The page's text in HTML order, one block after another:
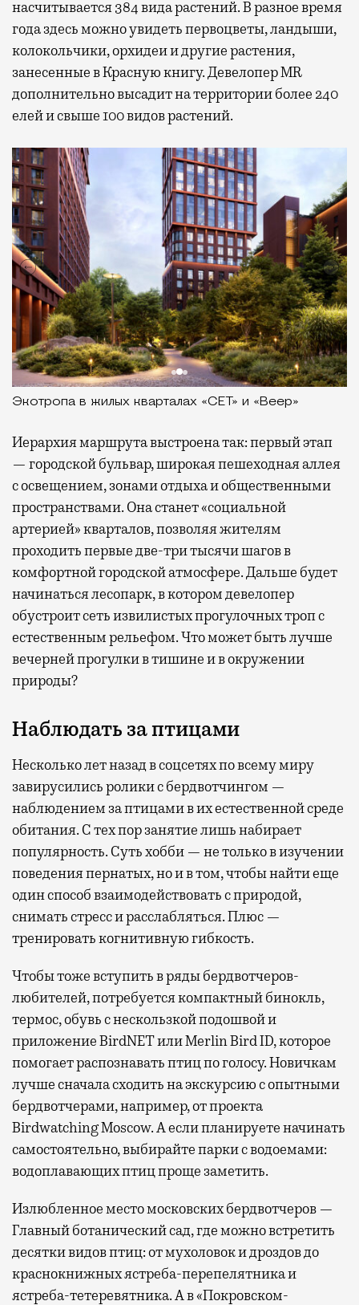
насчитывается 384 вида растений. В разное время
года здесь можно увидеть первоцветы, ландыши,
колокольчики, орхидеи и другие растения,
занесенные в Красную книгу. Девелопер MR
дополнительно высадит на территории более 240
елей и свыше 100 видов растений.
Экотропа в жилых кварталах «СЕТ» и «Веер»
Иерархия маршрута выстроена так: первый этап
— городской бульвар, широкая пешеходная аллея
с освещением, зонами отдыха и общественными
пространствами. Она станет «социальной
артерией» кварталов, позволяя жителям
проходить первые две-три тысячи шагов в
комфортной городской атмосфере. Дальше будет
начинаться лесопарк, в котором девелопер
обустроит сеть извилистых прогулочных троп с
естественным рельефом. Что может быть лучше
вечерней прогулки в тишине и в окружении
природы?
Наблюдать за птицами
Несколько лет назад в соцсетях по всему миру
завирусились ролики с бердвотчингом —
наблюдением за птицами в их естественной среде
обитания. С тех пор занятие лишь набирает
популярность. Суть хобби — не только в изучении
поведения пернатых, но и в том, чтобы найти еще
один способ взаимодействовать с природой,
снимать стресс и расслабляться. Плюс —
тренировать когнитивную гибкость.
Чтобы тоже вступить в ряды бердвотчеров-
любителей, потребуется компактный бинокль,
термос, обувь с нескользкой подошвой и
приложение BirdNET или Merlin Bird ID, которое
помогает распознавать птиц по голосу. Новичкам
лучше сначала сходить на экскурсию с опытными
бердвотчерами, например, от проекта
Birdwatching Moscow. А если планируете начинать
самостоятельно, выбирайте парки с водоемами:
водоплавающих птиц проще заметить.
Излюбленное место московских бердвотчеров —
Главный ботанический сад, где можно встретить
десятки видов птиц: от мухоловок и дроздов до
краснокнижных ястреба-перепелятника и
ястреба-тетеревятника. А в «Покровском-